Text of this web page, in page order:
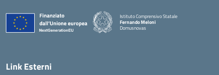
Istituto Comprensivo Statale
Fernando Meloni
Domusnovas
Link Esterni